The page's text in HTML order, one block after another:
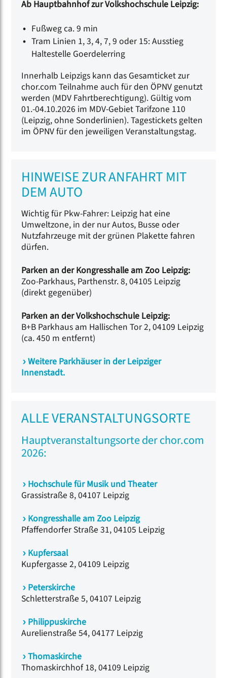
Ab Hauptbahnhof zur Volkshochschule Leipzig:
Fußweg ca. 9 min
Tram Linien 1, 3, 4, 7, 9 oder 15: Ausstieg
Haltestelle Goerdelerring
Innerhalb Leipzigs kann das Gesamticket zur
chor.com Teilnahme auch für den ÖPNV genutzt
werden (MDV Fahrtberechtigung). Gültig vom
01.-04.10.2026 im MDV-Gebiet Tarifzone 110
(Leipzig, ohne Sonderlinien). Tagestickets gelten
im ÖPNV für den jeweiligen Veranstaltungstag.
HINWEISE ZUR ANFAHRT MIT
DEM AUTO
Wichtig für Pkw-Fahrer: Leipzig hat eine
Umweltzone, in der nur Autos, Busse oder
Nutzfahrzeuge mit der grünen Plakette fahren
dürfen.
Parken an der Kongresshalle am Zoo Leipzig:
Zoo-Parkhaus, Parthenstr. 8, 04105 Leipzig
(direkt gegenüber)
Parken an der Volkshochschule Leipzig:
B+B Parkhaus am Hallischen Tor 2, 04109 Leipzig
(ca. 450 m entfernt)
Weitere Parkhäuser in der Leipziger
Innenstadt.
ALLE VERANSTALTUNGSORTE
Hauptveranstaltungsorte der chor.com
2026:
Hochschule für Musik und Theater
Grassistraße 8, 04107 Leipzig
Kongresshalle am Zoo Leipzig
Pfaffendorfer Straße 31, 04105 Leipzig
Kupfersaal
Kupfergasse 2, 04109 Leipzig
Peterskirche
Schletterstraße 5, 04107 Leipzig
Philippuskirche
Aurelienstraße 54, 04177 Leipzig
Thomaskirche
Thomaskirchhof 18, 04109 Leipzig